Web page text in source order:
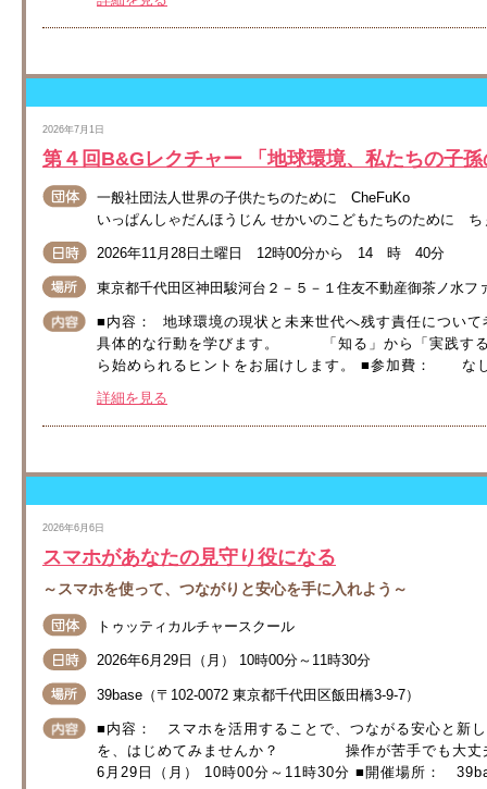
2026年7月1日
第４回B&Gレクチャー 「地球環境、私たちの子
一般社団法人世界の子供たちのために CheFuKo
いっぱんしゃだんほうじん せかいのこどもたちのために ち
2026年11月28日土曜日 12時00分から 14 時 40分
東京都千代田区神田駿河台２－５－１住友不動産御茶ノ水フ
■内容： 地球環境の現状と未来世代へ残す責任に
具体的な行動を学びます。 「知る」から「実践
ら始められるヒントをお届けします。 ■参加費： な
詳細を見る
2026年6月6日
スマホがあなたの見守り役になる
～スマホを使って、つながりと安心を手に入れよう～
トゥッティカルチャースクール
2026年6月29日（月） 10時00分～11時30分
39base（〒102‐0072 東京都千代田区飯田橋3-9-7）
■内容： スマホを活用することで、つながる安心
を、はじめてみませんか？ 操作が苦手でも大丈
6月29日（月） 10時00分～11時30分 ■開催場所：